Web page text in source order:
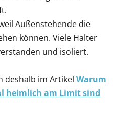
Außenstehende die
können. Viele Halter
und isoliert.
deshalb im Artikel Warum
heimlich am Limit sind